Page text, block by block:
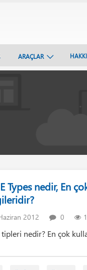
ARAÇLAR
Types nedir, En
2012 0
tipleri nedir? En çok